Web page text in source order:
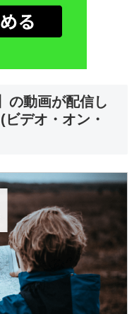
の動画が配信し
デオ・オン・